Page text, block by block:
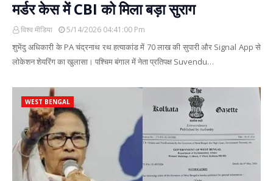
मर्डर केस में CBI को मिला बड़ा सुराग
विश्व मीडिया 5/14/2026 04:41:00 Pm
शुभेंदु अधिकारी के PA चंद्रनाथ रथ हत्याकांड में 70 लाख की सुपारी और Signal App से
लोकेशन शेयरिंग का खुलासा। पश्चिम बंगाल में नेता प्रतिपक्ष Suvendu…
WEST BENGAL